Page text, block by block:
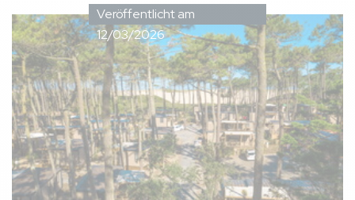
Veröffentlicht am
12/03/2026